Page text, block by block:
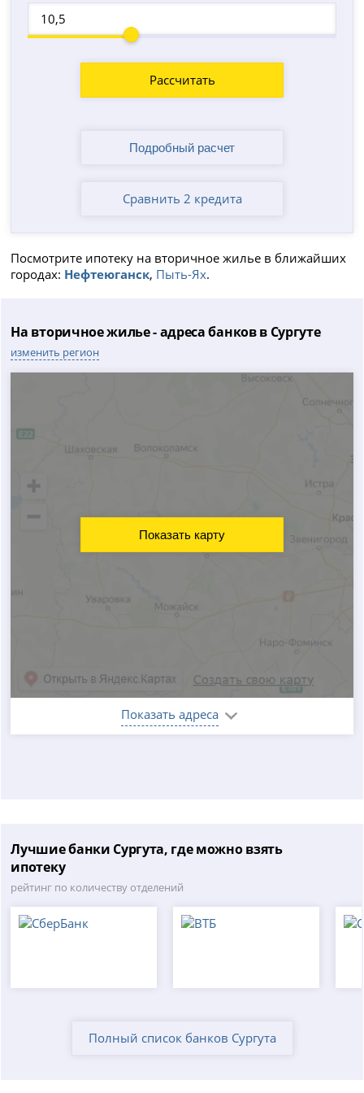
Рассчитать
Сравнить 2 кредита
Посмотрите ипотеку на вторичное жилье в ближайших
городах: Нефтеюганск, Пыть-Ях.
На вторичное жилье - адреса банков в Сургуте
изменить регион
Показать адреса
Показать карту
Лучшие банки Сургута, где можно взять
ипотеку
рейтинг по количеству отделений
Полный список банков Сургута